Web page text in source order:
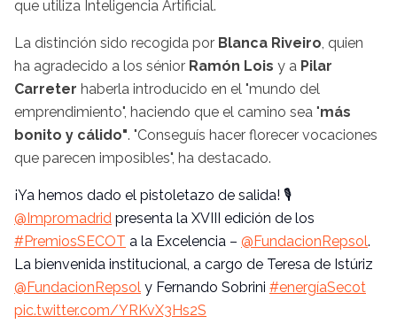
que utiliza Inteligencia Artificial.
La distinción sido recogida por Blanca Riveiro, quien
ha agradecido a los sénior Ramón Lois y a Pilar
Carreter haberla introducido en el "mundo del
emprendimiento", haciendo que el camino sea "más
bonito y cálido". "Conseguís hacer florecer vocaciones
que parecen imposibles", ha destacado.
¡Ya hemos dado el pistoletazo de salida! 🎙️
@Impromadrid presenta la XVIII edición de los
#PremiosSECOT a la Excelencia – @FundacionRepsol.
La bienvenida institucional, a cargo de Teresa de Istúriz
@FundacionRepsol y Fernando Sobrini #energíaSecot
pic.twitter.com/YRKvX3Hs2S